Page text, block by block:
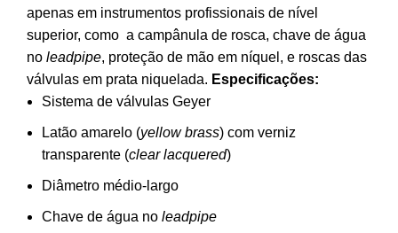
apenas em instrumentos profissionais de nível
superior, como a campânula de rosca, chave de água
no leadpipe, proteção de mão em níquel, e roscas das
válvulas em prata niquelada. Especificações:
Sistema de válvulas Geyer
Latão amarelo (yellow brass) com verniz
transparente (clear lacquered)
Diâmetro médio-largo
Chave de água no leadpipe